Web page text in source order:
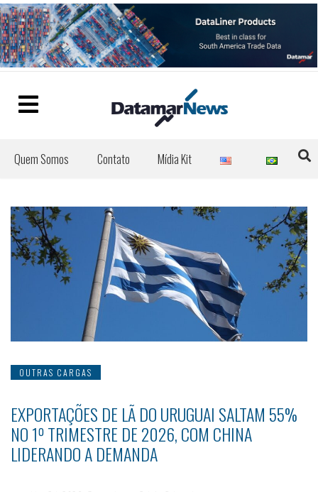
Quem Somos Contato Mídia Kit
OUTRAS CARGAS
EXPORTAÇÕES DE LÃ DO URUGUAI SALTAM 55%
NO 1º TRIMESTRE DE 2026, COM CHINA
LIDERANDO A DEMANDA